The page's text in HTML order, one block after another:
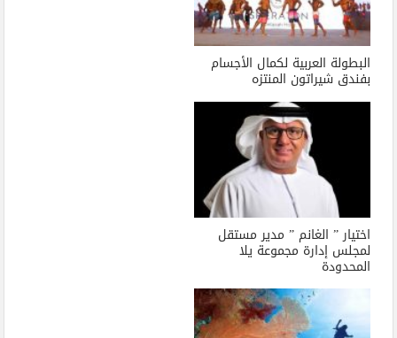
البطولة العربية لكمال الأجسام
بفندق شيراتون المنتزه
اختيار ” الغانم ” مدير مستقل
لمجلس إدارة مجموعة يلا
المحدودة